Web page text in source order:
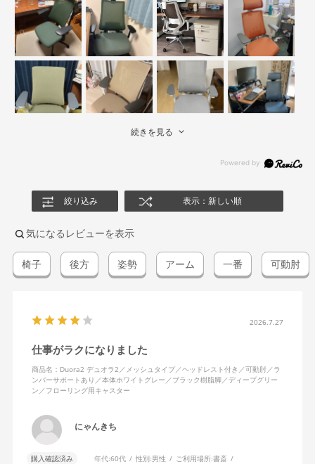
続きを見る
絞り込み 表示：新しい順
気になるレビューを表示
椅子 後方 姿勢 アーム 一番 可動肘
2026.7.27
仕事がラクになりました
商品名：Duora2 デュオラ2／メッシュタイプ／ヘッドレスト付き／可動肘／ラ
ンバーサポートあり／本体ホワイトグレー／ブラック樹脂脚／ディープグリー
ン／フローリング用キャスター
にゃんきち
購入確認済み 年代:60代 性別:男性 ご利用場所:書斎